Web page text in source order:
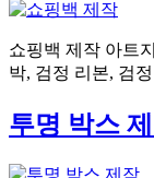
쇼핑백 제작 아트
박, 검정 리본, 검
투명 박스